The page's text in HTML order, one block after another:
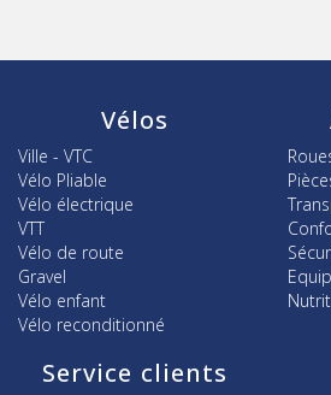
Vélos
Ville - VTC
Vélo Pliable
Vélo électrique
VTT
Vélo de route
Gravel
Vélo enfant
Vélo reconditionné
Service clients